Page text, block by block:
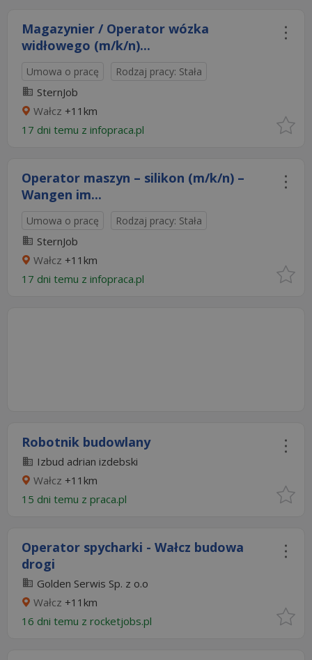
Magazynier / Operator wózka
widłowego (m/k/n)...
Umowa o pracę Rodzaj pracy: Stała
SternJob
Wałcz +11km
17 dni temu z infopraca.pl
Operator maszyn – silikon (m/k/n) –
Wangen im...
Umowa o pracę Rodzaj pracy: Stała
SternJob
Wałcz +11km
17 dni temu z infopraca.pl
Robotnik budowlany
Izbud adrian izdebski
Wałcz +11km
15 dni temu z praca.pl
Operator spycharki - Wałcz budowa
drogi
Golden Serwis Sp. z o.o
Wałcz +11km
16 dni temu z rocketjobs.pl